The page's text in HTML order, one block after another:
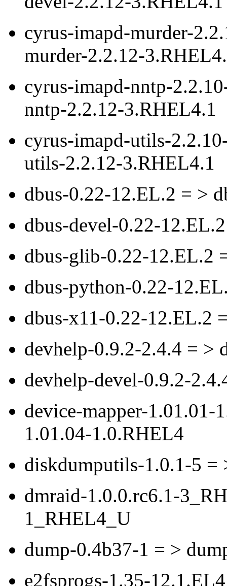
cyrus-imapd-murder-
murder-2.2.12-
cyrus-imapd-nntp-
nntp-2.2.12-3.RHEL4.1
cyrus-imapd-utils-
utils-2.2.12-3.RHEL4.1
dbus-0.22-12.EL.2 = >
dbus-devel-0.22-
dbus-glib-0.22-12.EL.2
dbus-python-0.22-
dbus-x11-0.22-12.EL.2
devhelp-0.9.2-2.4.4 = >
devhelp-devel-0.9.2-
device-mapper-1.01.01-
1.01.04-1.0.RHEL4
diskdumputils-1.0.1-5 =
dmraid-1.0.0.rc6.1-
1_RHEL4_U
dump-0.4b37-1 = >
e2fsprogs-1.35-